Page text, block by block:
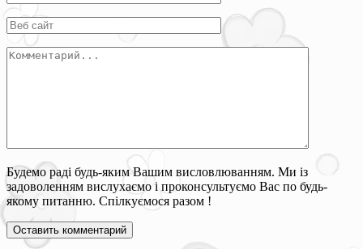
Будемо раді будь-яким Вашим висловлюванням. Ми із
задоволенням вислухаємо і проконсультуємо Вас по будь-
якому питанню. Спілкуємося разом !